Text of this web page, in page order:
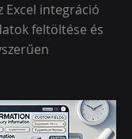
Excel integráció
feltöltése és